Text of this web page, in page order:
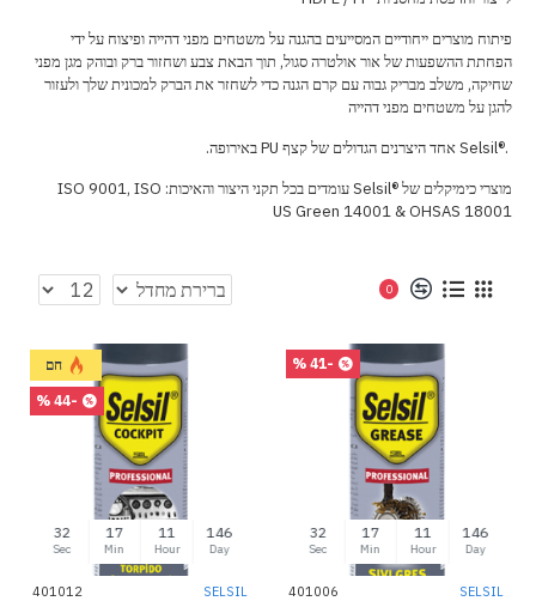
פיתוח מוצרים ייחודיים המסייעים בהגנה על משטחים מפני דהייה ופיצוח על ידי
הפחתת ההשפעות של אור אולטרה סגול, תוך הבאת צבע ושחזור ברק ובוהק מגן מפני
שחיקה, משלב מבריק גבוה עם קרם הגנה כדי לשחזר את הברק למכונית שלך ולעזור
להגן על משטחים מפני דהייה
.
Selsil®אחד היצרנים הגדולים של קצף PUבאירופה.
מוצרי כימיקלים שלSelsil®עומדים בכל תקני היצור והאיכות: ISO 9001, ISO
14001 & OHSAS 18001
US Green
0
-41 %
146
Day
11
Hour
17
Min
31
Sec
SELSIL
401006
חם
-44 %
146
Day
11
Hour
17
Min
31
Sec
SELSIL
401012